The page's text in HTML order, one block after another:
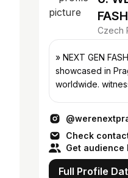
Czech
» NEXT GEN
showcased in
worldwide.
Check
Get audience
Full Profile